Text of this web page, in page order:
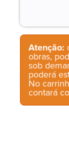
Atenção:
obras,
sob
poderá
No
contará